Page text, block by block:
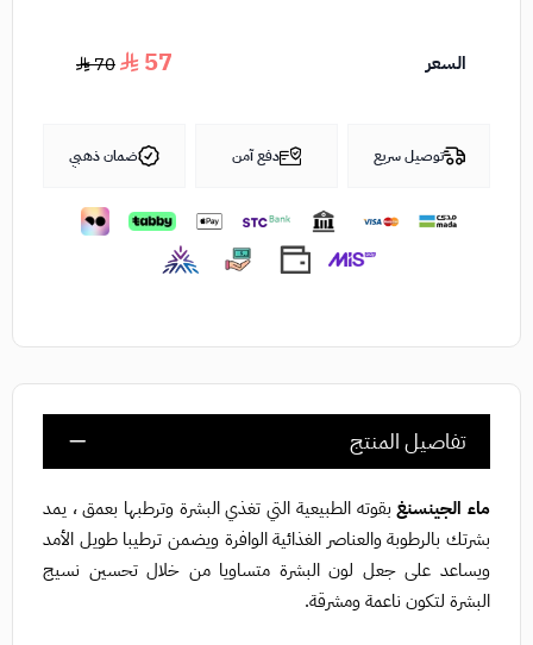
السعر 57
70
توصيل سريع دفع آمن ضمان ذهبي
تفاصيل المنتج
ماء الجينسنغ بقوته الطبيعية التي تغذي البشرة وترطبها بعمق ، يمد
بشرتك بالرطوبة والعناصر الغذائية الوافرة ويضمن ترطيبا طويل الأمد
ويساعد على جعل لون البشرة متساويا من خلال تحسين نسيج
البشرة لتكون ناعمة ومشرقة.